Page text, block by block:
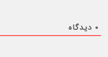
۰ دیدگاه